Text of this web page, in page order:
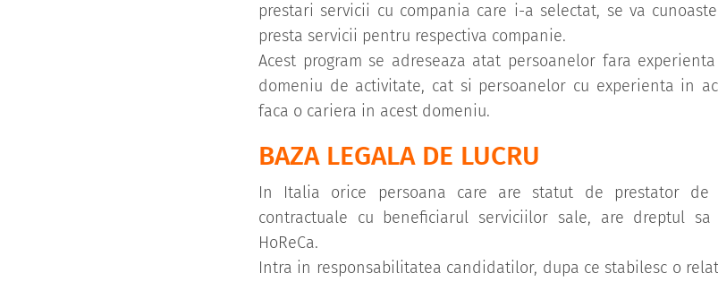
prestari servicii cu compania care i-a selectat, se va
presta servicii pentru respectiva companie.
Acest program se adreseaza atat persoanelor fara
domeniu de activitate, cat si persoanelor cu experienta in
faca o cariera in acest domeniu.
BAZA LEGALA DE LUCRU
In Italia orice persoana care are statut de prestator
contractuale cu beneficiarul serviciilor sale, are dreptul
HoReCa.
Intra in responsabilitatea candidatilor, dupa ce stabilesc o